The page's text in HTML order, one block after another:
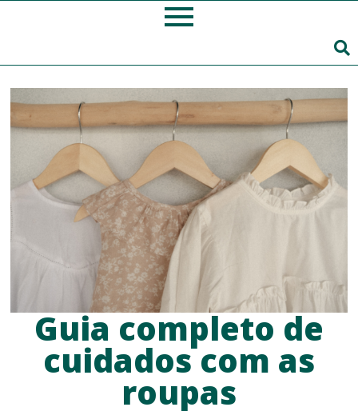
Guia completo de
cuidados com as
roupas